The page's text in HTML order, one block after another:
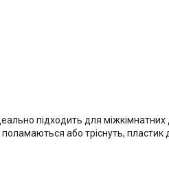
підходить для
або тріснуть, пластик